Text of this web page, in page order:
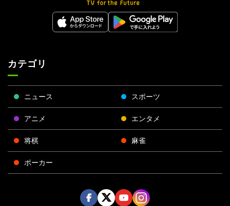
カテゴリ
ニュース スポーツ
アニメ エンタメ
将棋 麻雀
ポーカー